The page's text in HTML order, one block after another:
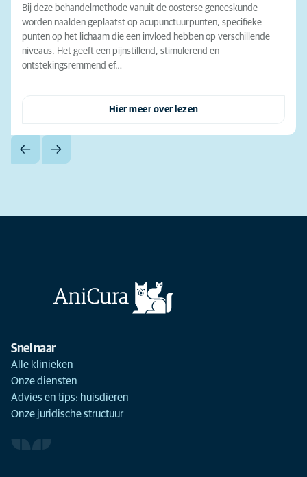
Bij deze behandelmethode vanuit de oosterse geneeskunde
worden naalden geplaatst op acupunctuurpunten, specifieke
punten op het lichaam die een invloed hebben op verschillende
niveaus. Het geeft een pijnstillend, stimulerend en
ontstekingsremmend ef…
Hier meer over lezen
Snel naar
Alle klinieken
Onze diensten
Advies en tips: huisdieren
Onze juridische structuur